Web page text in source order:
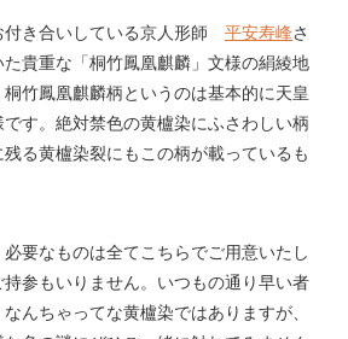
付き合いしている京人形師 平安寿峰さ
貴重な「桐竹鳳凰麒麟」文様の絹綾地
竹鳳凰麒麟柄というのは基本的に天皇
す。絶対禁色の黄櫨染にふさわしい柄
る黄櫨染裂にもこの柄が載っているも
要なものは全てこちらでご用意いたし
持参もいりません。いつもの通り早い者
んちゃってな黄櫨染ではありますが、